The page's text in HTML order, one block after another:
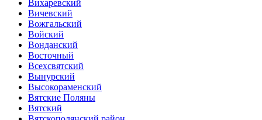
Вихаревский
Вичевский
Вожгальский
Войский
Вонданский
Восточный
Всехсвятский
Вынурский
Высокораменский
Вятские Поляны
Вятский